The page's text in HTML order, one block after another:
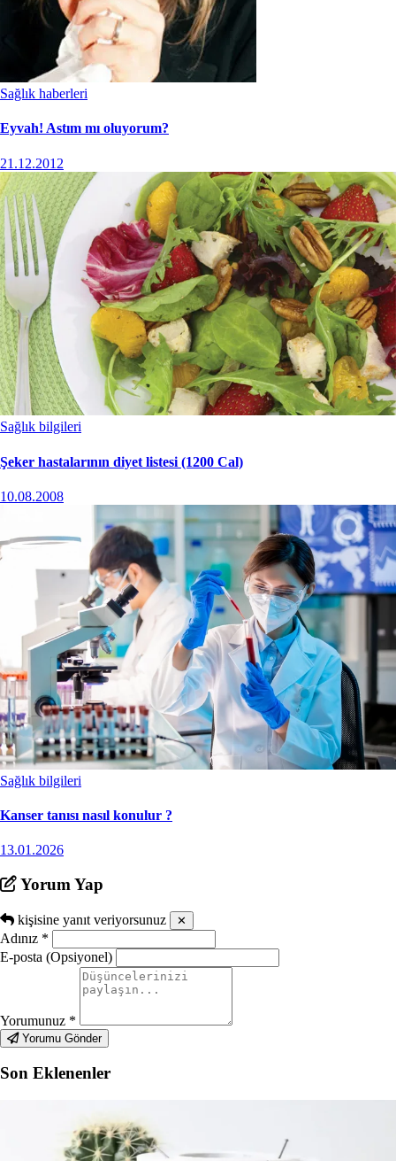
Sağlık haberleri
Eyvah! Astım mı oluyorum?
21.12.2012
Sağlık bilgileri
Şeker hastalarının diyet listesi (1200 Cal)
10.08.2008
Sağlık bilgileri
Kanser tanısı nasıl konulur ?
13.01.2026
Yorum Yap
kişisine yanıt veriyorsunuz ✕
Adınız *
E-posta (Opsiyonel)
Yorumunuz *
Yorumu Gönder
Son Eklenenler